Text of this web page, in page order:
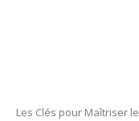
Les Clés pour